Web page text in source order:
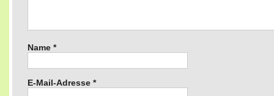
Name *
E-Mail-Adresse *